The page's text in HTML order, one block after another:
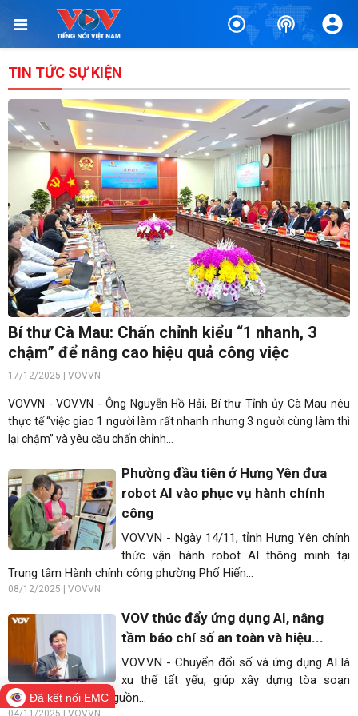
TIN TỨC SỰ KIỆN
Bí thư Cà Mau: Chấn chỉnh kiểu “1 nhanh, 3
chậm” để nâng cao hiệu quả công việc
17/12/2025 | VOVVN
VOVVN - VOV.VN - Ông Nguyễn Hồ Hải, Bí thư Tỉnh ủy Cà Mau nêu
thực tế “việc giao 1 người làm rất nhanh nhưng 3 người cùng làm thì
lại chậm” và yêu cầu chấn chỉnh...
Phường đầu tiên ở Hưng Yên đưa
robot AI vào phục vụ hành chính
công
VOV.VN - Ngày 14/11, tỉnh Hưng Yên chính
thức vận hành robot AI thông minh tại
Trung tâm Hành chính công phường Phố Hiến...
08/12/2025 | VOVVN
VOV thúc đẩy ứng dụng AI, nâng
tầm báo chí số an toàn và hiệu...
VOV.VN - Chuyển đổi số và ứng dụng AI là
xu thế tất yếu, giúp xây dựng tòa soạn
thông minh, tối ưu nguồn...
Đã kết nối EMC